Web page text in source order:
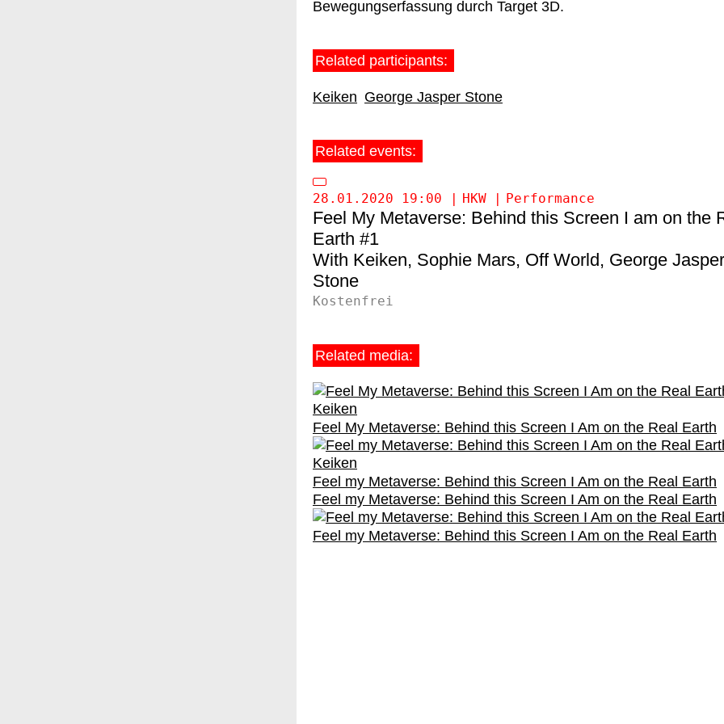
Bewegungserfassung durch Target 3D.
Related participants:
Keiken George Jasper Stone
Related events:
28.01.2020 19:00 HKW Performance
Feel My Metaverse: Behind this Screen I am on the
Earth #1
Keiken Sophie Mars Off World George Jasper
Stone
Kostenfrei
Related media:
Feel My Metaverse: Behind this Screen I Am on the Real Earth
Feel my Metaverse: Behind this Screen I Am on the Real Earth
Feel my Metaverse: Behind this Screen I Am on the Real Earth
Feel my Metaverse: Behind this Screen I Am on the Real Earth